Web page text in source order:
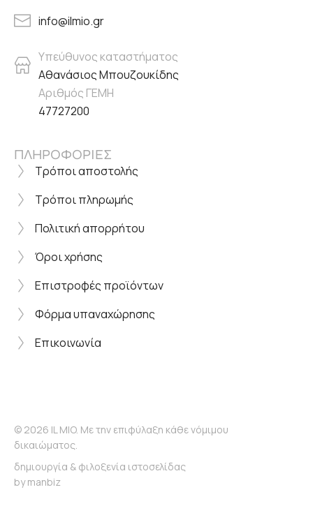
info@ilmio.gr
Υπεύθυνος καταστήματος
Αθανάσιος Μπουζουκίδης
Αριθμός ΓΕΜΗ
47727200
ΠΛΗΡΟΦΟΡΙΕΣ
Τρόποι αποστολής
Τρόποι πληρωμής
Πολιτική απορρήτου
Όροι χρήσης
Επιστροφές προϊόντων
Φόρμα υπαναχώρησης
Επικοινωνία
© 2026 IL MIO. Με την επιφύλαξη κάθε νόμιμου
δικαιώματος.
δημιουργία & φιλοξενία ιστοσελίδας
bymanbiz